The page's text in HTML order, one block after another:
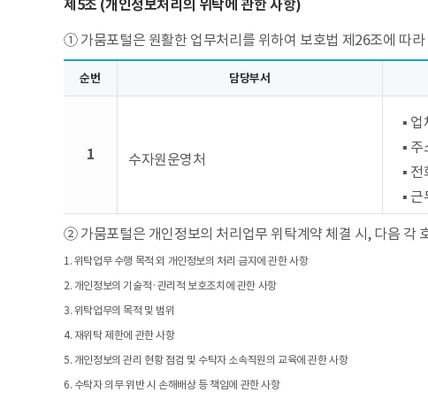
제5조 (개인정보처리의 위탁에 관한 사항)
① 가뭄포털은 원활한 업무처리를 위하여 보호법 제26조에 따
순번 담당부서
1 수자원운영처
▪
▪
▪
▪
② 가뭄포털은 개인정보의 처리업무 위탁계약 체결 시, 다음 각
1. 위탁업무 수행 목적 외 개인정보의 처리 금지에 관한 사항
2. 개인정보의 기술적·관리적 보호조치에 관한 사항
3. 위탁업무의 목적 및 범위
4. 재위탁 제한에 관한 사항
5. 개인정보의 관리 현황 점검 및 수탁자 소속직원의 교육에 관한 사항
6. 수탁자 의무 위반 시 손해배상 등 책임에 관한 사항